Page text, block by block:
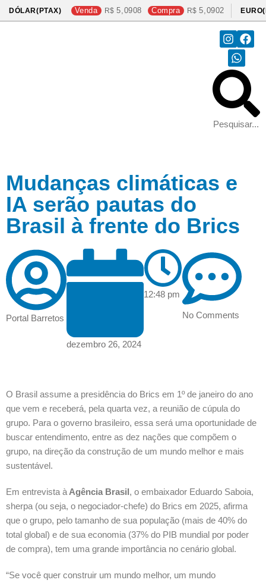
DÓLAR(PTAX) Venda 5,0908 Compra 5,0902
Mudanças climáticas e
IA serão pautas do
Brasil à frente do Brics
Portal Barretos
dezembro 26, 2024
12:48 pm
No Comments
O Brasil assume a presidência do Brics em 1º de janeiro do ano
que vem e receberá, pela quarta vez, a reunião de cúpula do
grupo. Para o governo brasileiro, essa será uma oportunidade de
buscar entendimento, entre as dez nações que compõem o
grupo, na direção da construção de um mundo melhor e mais
sustentável.
Em entrevista à Agência Brasil, o embaixador Eduardo Saboia,
sherpa (ou seja, o negociador-chefe) do Brics em 2025, afirma
que o grupo, pelo tamanho de sua população (mais de 40% do
total global) e de sua economia (37% do PIB mundial por poder
de compra), tem uma grande importância no cenário global.
“Se você quer construir um mundo melhor, um mundo